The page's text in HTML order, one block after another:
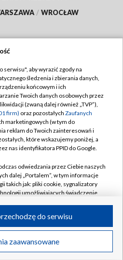
/ WROCŁAW
TVP
TVP
prywatności
zgody
Pomoc
Kontakt
Kanały
Polska S.A. w likwidacji
serwisu", aby wyrazić zgody na
śledzenia i zbierania danych,
końcowym i ich
Twoich danych osobowych przez
(zwaną dalej również „TVP”),
firm) oraz pozostałych Zaufanych
marketingowych (w tym do
reklam do Twoich zainteresowań i
które wskazujemy poniżej, a
nas identyfikatora PPID do Google.
odwiedzania przez Ciebie naszych
dalej „Portalem”, w tym informacje
takich jak: pliki cookie, sygnalizatory
umożliwiających świadczenie
odwiedzania przez Ciebie
takie jak adresy IP, identyfikatory
zaawansowane
do serwisu